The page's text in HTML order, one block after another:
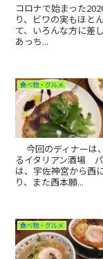
コロナで始まった
り、ビワの実もほと
て、いろんな方に差
あっち...
食べ物・グルメ
今回のディナーは
るイタリアン酒場
は、宇佐神宮から西
り、また西本願...
食べ物・グルメ